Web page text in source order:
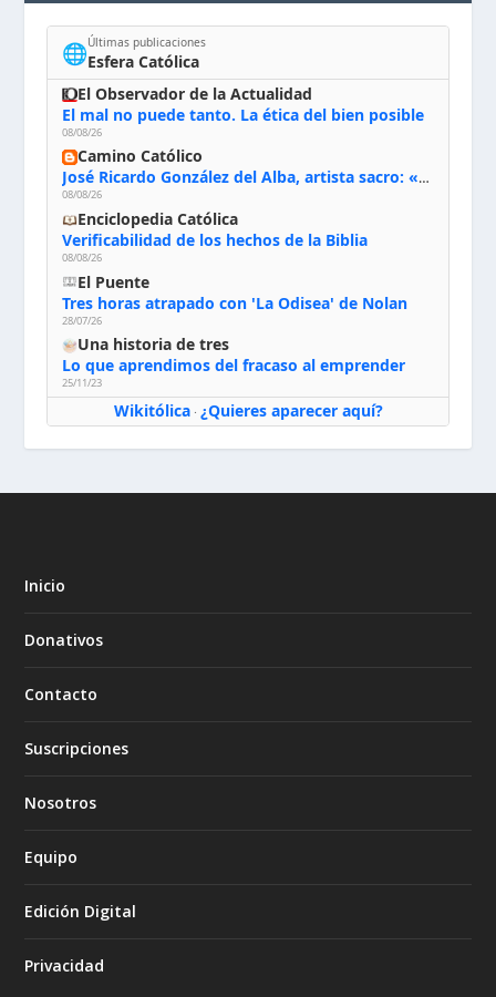
🌐Últimas publicaciones
Esfera Católica
El Observador de la Actualidad
El mal no puede tanto. La ética del bien posible
08/08/26
Camino Católico
José Ricardo González del Alba, artista sacro: «Yo oro, hablo con Dios, le pido al Espíritu Santo su inspiración y siempre pinto rezando el rosario para que sea Él quien actúe a través de mis manos»
08/08/26
Enciclopedia Católica
Verificabilidad de los hechos de la Biblia
08/08/26
El Puente
Tres horas atrapado con 'La Odisea' de Nolan
28/07/26
Una historia de tres
Lo que aprendimos del fracaso al emprender
25/11/23
Wikitólica· ¿Quieres aparecer aquí?
Inicio
Donativos
Contacto
Suscripciones
Nosotros
Equipo
Edición Digital
Privacidad